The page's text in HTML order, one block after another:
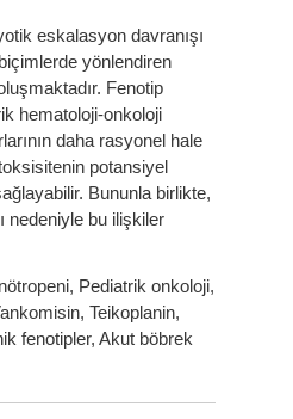
eskalasyon davranışı
yönlendiren
Fenotip
hematoloji-onkoloji
daha rasyonel hale
potansiyel
Bununla birlikte,
nedeniyle bu ilişkiler
Pediatrik onkoloji,
Teikoplanin,
fenotipler, Akut böbrek